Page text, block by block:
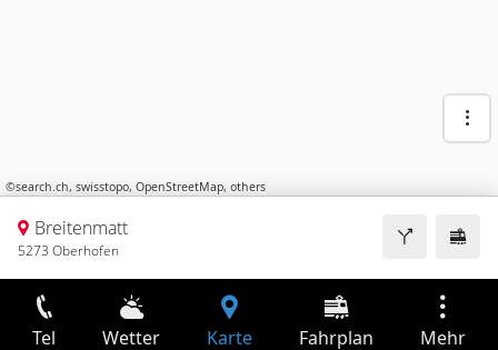
©search.ch, swisstopo, OpenStreetMap, others
Breitenmatt
5273 Oberhofen
Tel Wetter Karte Fahrplan Mehr